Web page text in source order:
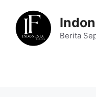
content
Berita